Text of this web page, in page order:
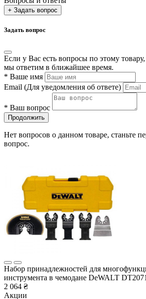
+ Задать вопрос
Задать вопрос
Если у Вас есть вопросы по этому
мы ответим в ближайшее время.
* Ваше имя
Email (Для уведомления об ответе)
* Ваш вопрос
Продолжить
Нет вопросов о данном товаре, станьте
вопрос.
Набор принадлежностей для
инструмента в чемодане DeWALT
2 064 ₴
Акции